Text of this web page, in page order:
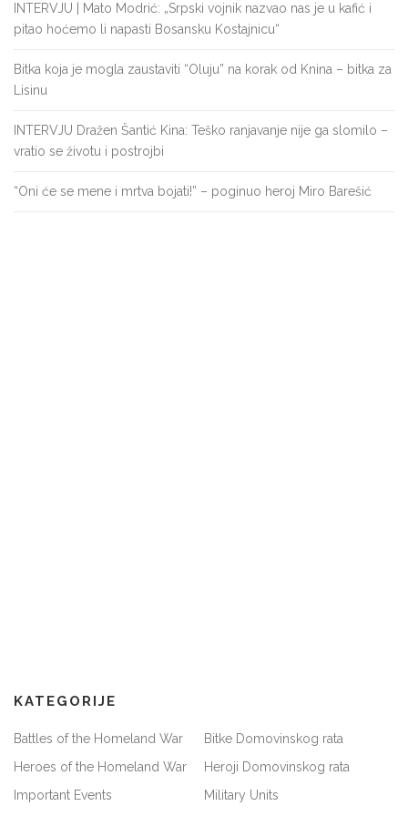
INTERVJU | Mato Modrić: „Srpski vojnik nazvao nas je u kafić i
pitao hoćemo li napasti Bosansku Kostajnicu“
Bitka koja je mogla zaustaviti “Oluju” na korak od Knina – bitka za
Lisinu
INTERVJU Dražen Šantić Kina: Teško ranjavanje nije ga slomilo –
vratio se životu i postrojbi
“Oni će se mene i mrtva bojati!” – poginuo heroj Miro Barešić
KATEGORIJE
Battles of the Homeland War
Bitke Domovinskog rata
Heroes of the Homeland War
Heroji Domovinskog rata
Important Events
Military Units